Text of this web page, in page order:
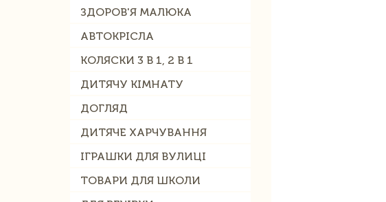
ЗДОРОВ'Я МАЛЮКА
АВТОКРІСЛА
КОЛЯСКИ 3 В 1, 2 В 1
ДИТЯЧУ КІМНАТУ
ДОГЛЯД
ДИТЯЧЕ ХАРЧУВАННЯ
ІГРАШКИ ДЛЯ ВУЛИЦІ
ТОВАРИ ДЛЯ ШКОЛИ